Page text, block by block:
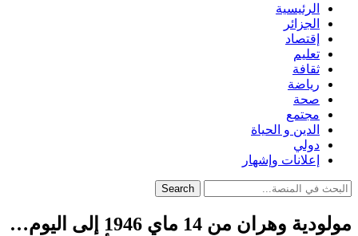
الرئيسية
الجزائر
إقتصاد
تعليم
ثقافة
رياضة
صحة
مجتمع
الدين و الحياة
دولي
إعلانات وإشهار
Search
مولودية وهران من 14 ماي 1946 إلى اليوم…